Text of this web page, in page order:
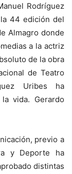
Rodríguez
44 edición del
Almagro donde
a la actriz
de la obra
de Teatro
Uribes ha
vida. Gerardo
previo a
y Deporte ha
distintas